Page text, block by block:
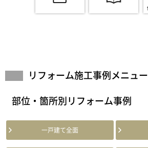
リフォーム施工事例メニュー
部位・箇所別リフォーム事例
一戸建て全面